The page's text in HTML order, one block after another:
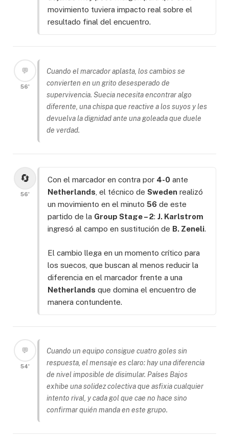
movimiento tuviera impacto real sobre el
resultado final del encuentro.
💬
56'
Cuando el marcador aplasta, los cambios se
convierten en un grito desesperado de
supervivencia. Suecia necesita encontrar algo
diferente, una chispa que reactive a los suyos y les
devuelva la dignidad ante una goleada que duele
de verdad.
🔄
56'
Con el marcador en contra por 4-0 ante
Netherlands , el técnico de Sweden realizó
un movimiento en el minuto 56 de este
partido de la Group Stage – 2: J. Karlstrom
ingresó al campo en sustitución de B. Zeneli.
El cambio llega en un momento crítico para
los suecos, que buscan al menos reducir la
diferencia en el marcador frente a una
Netherlands que domina el encuentro de
manera contundente.
💬
54'
Cuando un equipo consigue cuatro goles sin
respuesta, el mensaje es claro: hay una diferencia
de nivel imposible de disimular. Países Bajos
exhibe una solidez colectiva que asfixia cualquier
intento rival, y cada gol que cae no hace sino
confirmar quién manda en este grupo.